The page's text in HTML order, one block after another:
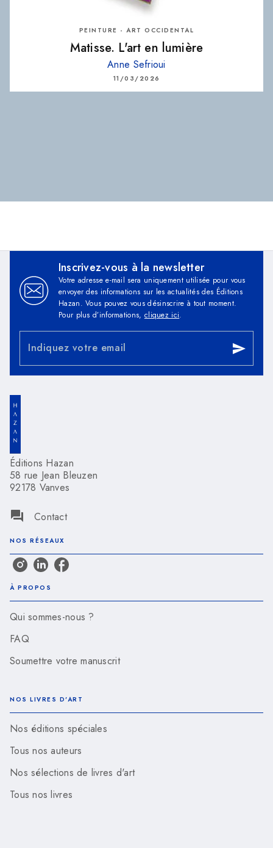
PEINTURE - ART OCCIDENTAL
Matisse. L'art en lumière
Anne Sefrioui
11/03/2026
Inscrivez-vous à la newsletter
Votre adresse e-mail sera uniquement utilisée pour vous
envoyer des informations sur les actualités des Éditions
Hazan. Vous pouvez vous désinscrire à tout moment.
Pour plus d’informations, cliquez ici.
Indiquez votre email send
Éditions Hazan
58 rue Jean Bleuzen
92178 Vanves
question_answer Contact
NOS RÉSEAUX
À PROPOS
Qui sommes-nous ?
FAQ
Soumettre votre manuscrit
NOS LIVRES D'ART
Nos éditions spéciales
Tous nos auteurs
Nos sélections de livres d'art
Tous nos livres